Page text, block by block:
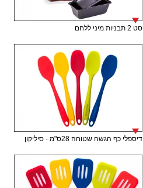
סט 2 תבניות מיני ללחם
דיספלי כף הגשה שטוחה 28ס"מ - סיליקון